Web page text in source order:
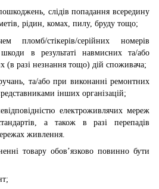
слідів попадання всередину
рідин, комах, пилу, бруду тощо;
пломб/стікерів/серійних номерів
в результаті навмисних та/або
(в разі незнання тощо) дій споживача;
та/або при виконанні ремонтних
інших організацій;
електроживлячих мереж
а також в разі перепадів
живлення.
товару обов’язково повинно бути